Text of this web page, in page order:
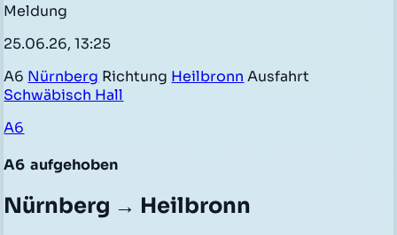
Meldung
25.06.26, 13:25
A6 Nürnberg Richtung Heilbronn Ausfahrt
Schwäbisch Hall
A6
A6 aufgehoben
Nürnberg → Heilbronn